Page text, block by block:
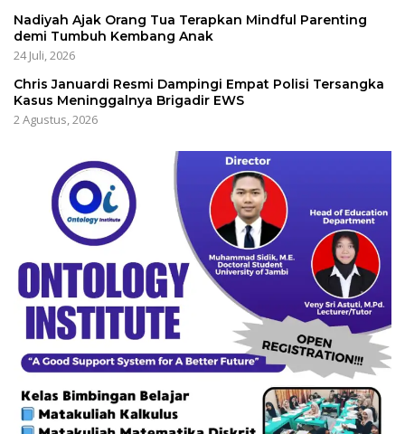
Nadiyah Ajak Orang Tua Terapkan Mindful Parenting
demi Tumbuh Kembang Anak
24 Juli, 2026
Chris Januardi Resmi Dampingi Empat Polisi Tersangka
Kasus Meninggalnya Brigadir EWS
2 Agustus, 2026